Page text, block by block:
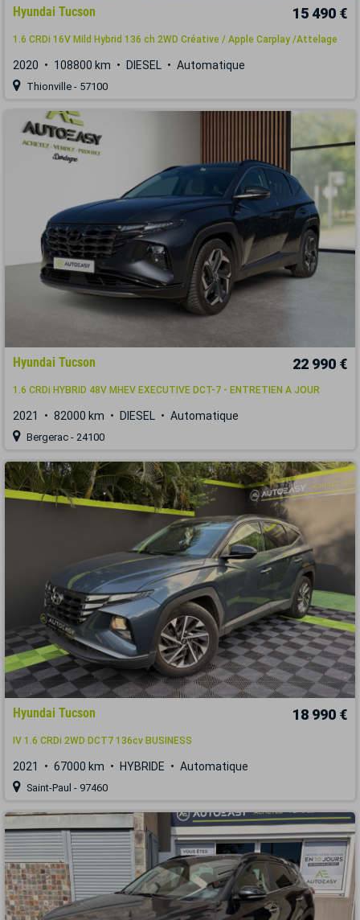
Hyundai Tucson 15 490 €
1.6 CRDi 16V Mild Hybrid 136 ch 2WD Créative / Apple Carplay /Attelage
2020 108800 km DIESEL Automatique
Thionville - 57100
Hyundai Tucson 22 990 €
1.6 CRDi HYBRID 48V MHEV EXECUTIVE DCT-7 - ENTRETIEN A JOUR
2021 82000 km DIESEL Automatique
Bergerac - 24100
Hyundai Tucson 18 990 €
IV 1.6 CRDi 2WD DCT7 136cv BUSINESS
2021 67000 km HYBRIDE Automatique
Saint-Paul - 97460